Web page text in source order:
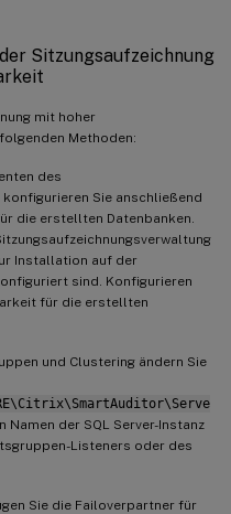
Sitzungsaufzeichnung
mit hoher
Methoden:
des
Sie anschließend
die erstellten Datenbanken.
Installation auf der
sind. Konfigurieren
für die erstellten
und Clustering ändern Sie
Namen der SQL Server-Instanz
Listeners oder des
Sie die Failoverpartner für